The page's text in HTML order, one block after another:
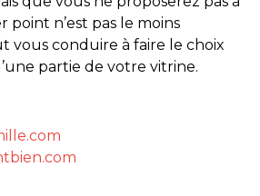
point n’est pas le moins
vous conduire à faire le choix
partie de votre vitrine.